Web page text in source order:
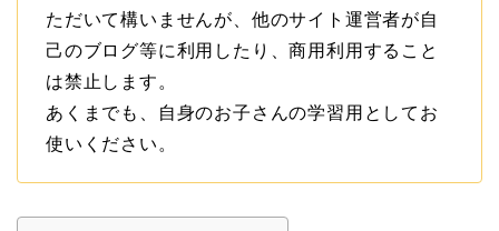
ただいて構いませんが、他のサイト運営者が自
己のブログ等に利用したり、商用利用すること
は禁止します。
あくまでも、自身のお子さんの学習用としてお
使いください。